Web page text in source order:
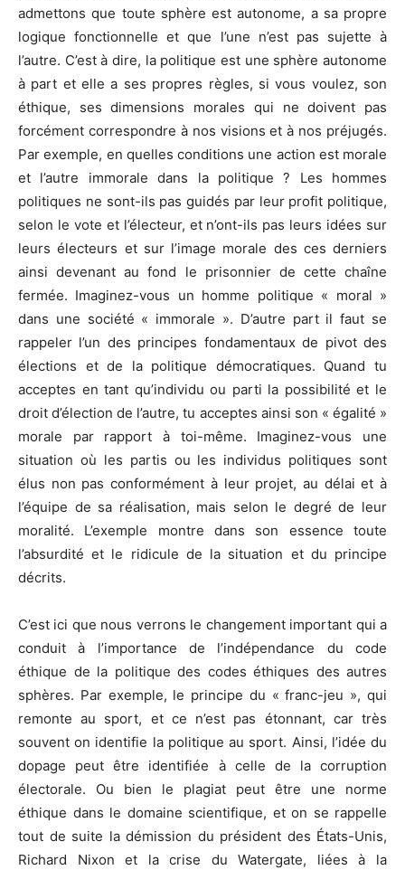
admettons que toute sphère est autonome, a sa propre
logique fonctionnelle et que l’une n’est pas sujette à
l’autre. C’est à dire, la politique est une sphère autonome
à part et elle a ses propres règles, si vous voulez, son
éthique, ses dimensions morales qui ne doivent pas
forcément correspondre à nos visions et à nos préjugés.
Par exemple, en quelles conditions une action est morale
et l’autre immorale dans la politique ? Les hommes
politiques ne sont-ils pas guidés par leur profit politique,
selon le vote et l’électeur, et n’ont-ils pas leurs idées sur
leurs électeurs et sur l’image morale des ces derniers
ainsi devenant au fond le prisonnier de cette chaîne
fermée. Imaginez-vous un homme politique « moral »
dans une société « immorale ». D’autre part il faut se
rappeler l’un des principes fondamentaux de pivot des
élections et de la politique démocratiques. Quand tu
acceptes en tant qu’individu ou parti la possibilité et le
droit d’élection de l’autre, tu acceptes ainsi son « égalité »
morale par rapport à toi-même. Imaginez-vous une
situation où les partis ou les individus politiques sont
élus non pas conformément à leur projet, au délai et à
l’équipe de sa réalisation, mais selon le degré de leur
moralité. L’exemple montre dans son essence toute
l’absurdité et le ridicule de la situation et du principe
décrits.
C’est ici que nous verrons le changement important qui a
conduit à l’importance de l’indépendance du code
éthique de la politique des codes éthiques des autres
sphères. Par exemple, le principe du « franc-jeu », qui
remonte au sport, et ce n’est pas étonnant, car très
souvent on identifie la politique au sport. Ainsi, l’idée du
dopage peut être identifiée à celle de la corruption
électorale. Ou bien le plagiat peut être une norme
éthique dans le domaine scientifique, et on se rappelle
tout de suite la démission du président des États-Unis,
Richard Nixon et la crise du Watergate, liées à la